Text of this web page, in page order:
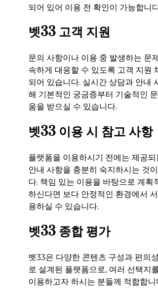
되어 있어 이용 전 확인이 가능합니
벳33 고객 지원
문의 사항이나 이용 중 발생하는 문
속하게 대응할 수 있도록 고객 지원
되어 있습니다. 실시간 상담과 안내
해 기본적인 궁금증부터 기술적인
움을 받으실 수 있습니다.
벳33 이용 시 참고 사항
플랫폼을 이용하시기 전에는 제공
안내 사항을 충분히 숙지하시는 것
다. 책임 있는 이용을 바탕으로 계획
하신다면 보다 안정적인 환경에서
용하실 수 있습니다.
벳33 종합 평가
벳33은 다양한 콘텐츠 구성과 편의
로 설계된 플랫폼으로, 여러 선택지
이용하고자 하시는 분들께 적합합니